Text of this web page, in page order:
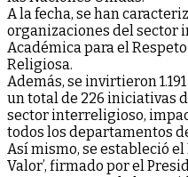
A la fecha, se han
organizaciones del sector
Académica para el
Religiosa.
Además, se invirtieron
un total de 226 iniciativas
sector interreligioso,
todos los departamentos
Así mismo, se estableció el
Valor’, firmado por el